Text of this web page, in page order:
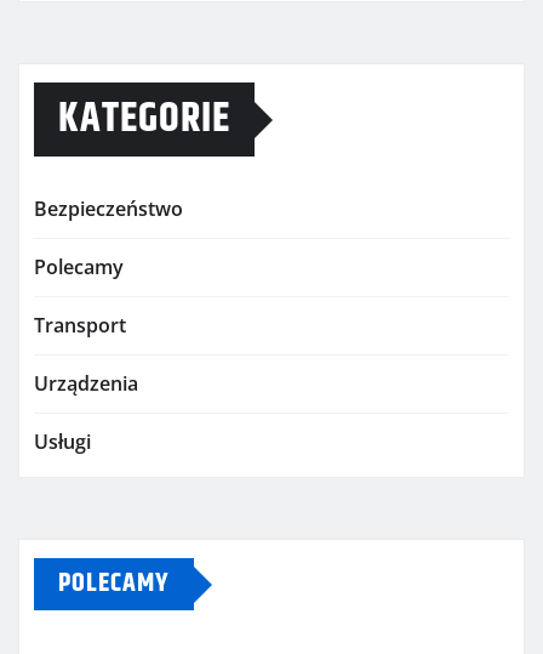
KATEGORIE
Bezpieczeństwo
Polecamy
Transport
Urządzenia
Usługi
POLECAMY